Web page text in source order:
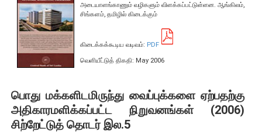
AER சிறப்பு புள்ளிவிபரப் பின்னிணைப்பு
பொருளாதார குறிகாட்டிகள்
விலை அறிக்கை
வாராந்தக் குறிகாட்டிகள்
மாதாந்தக் குறிகாட்டிகள்
அடையாளங்காணும் வழிகளும் விளக்கப்பட்டுள்ளன. ஆங்கிலம்,
சிங்களம், தமிழில் கிடைக்கும்
கிடைக்கக்கூடிய வடிவம்: PDF
வெளியீட்டுத் திகதி: May 2006
பொது மக்களிடமிருந்து வைப்புக்களை ஏற்பதற்கு
அதிகாரமளிக்கப்பட்ட நிறுவனங்கள் (2006)
சிற்றேட்டுத் தொடர் இல.5